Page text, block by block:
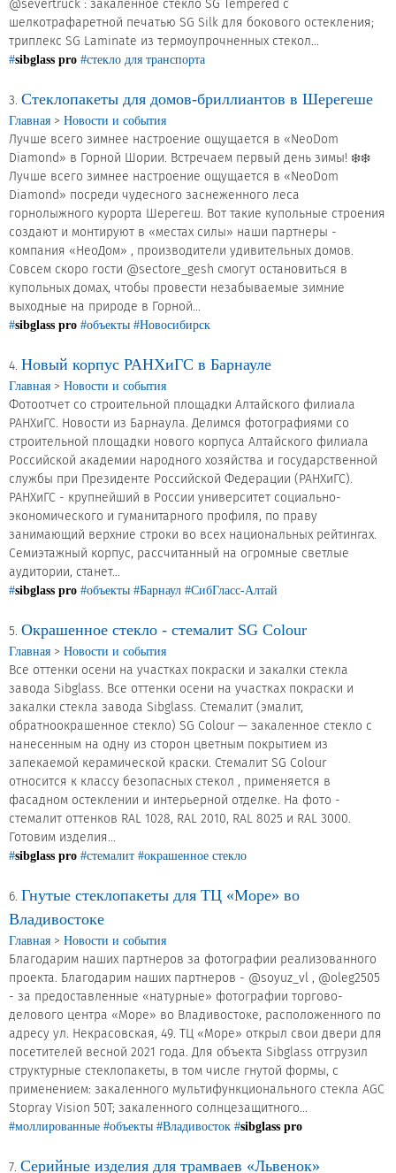
Сертификаты на продукцию Sibglass Pro
Сертификаты на продукцию Sibglass Trade
Проекты
Контакты
+7 (391) 278-77-77
Личный кабинет
Продажа Б/У оборудования
@severtruck : закаленное стекло SG Tempered с
шелкотрафаретной печатью SG Silk для бокового остекления;
триплекс SG Laminate из термоупрочненных стекол...
#sibglass pro #стекло для транспорта
3. Стеклопакеты для домов-бриллиантов в Шерегеше
Главная > Новости и события
Лучше всего зимнее настроение ощущается в «NeoDom
Diamond» в Горной Шории. Встречаем первый день зимы! ❄️❄️
Лучше всего зимнее настроение ощущается в «NeoDom
Diamond» посреди чудесного заснеженного леса
горнолыжного курорта Шерегеш. Вот такие купольные строения
создают и монтируют в «местах силы» наши партнеры -
компания «НеоДом» , производители удивительных домов.
Совсем скоро гости @sectore_gesh смогут остановиться в
купольных домах, чтобы провести незабываемые зимние
выходные на природе в Горной...
#sibglass pro #объекты #Новосибирск
4. Новый корпус РАНХиГС в Барнауле
Главная > Новости и события
Фотоотчет со строительной площадки Алтайского филиала
РАНХиГС. Новости из Барнаула. Делимся фотографиями со
строительной площадки нового корпуса Алтайского филиала
Российской академии народного хозяйства и государственной
службы при Президенте Российской Федерации (РАНХиГС).
РАНХиГС - крупнейший в России университет социально-
экономического и гуманитарного профиля, по праву
занимающий верхние строки во всех национальных рейтингах.
Семиэтажный корпус, рассчитанный на огромные светлые
аудитории, станет...
#sibglass pro #объекты #Барнаул #СибГласс-Алтай
5. Окрашенное стекло - стемалит SG Colour
Главная > Новости и события
Все оттенки осени на участках покраски и закалки стекла
завода Sibglass. Все оттенки осени на участках покраски и
закалки стекла завода Sibglass. Стемалит (эмалит,
обратноокрашенное стекло) SG Colour — закаленное стекло с
нанесенным на одну из сторон цветным покрытием из
запекаемой керамической краски. Стемалит SG Colour
относится к классу безопасных стекол , применяется в
фасадном остеклении и интерьерной отделке. На фото -
стемалит оттенков RAL 1028, RAL 2010, RAL 8025 и RAL 3000.
Готовим изделия...
#sibglass pro #стемалит #окрашенное стекло
6. Гнутые стеклопакеты для ТЦ «Море» во
Владивостоке
Главная > Новости и события
Благодарим наших партнеров за фотографии реализованного
проекта. Благодарим наших партнеров - @soyuz_vl , @oleg2505
- за предоставленные «натурные» фотографии торгово-
делового центра «Море» во Владивостоке, расположенного по
адресу ул. Некрасовская, 49. ТЦ «Море» открыл свои двери для
посетителей весной 2021 года. Для объекта Sibglass отгрузил
структурные стеклопакеты, в том числе гнутой формы, с
применением: закаленного мультифункционального стекла AGC
Stopray Vision 50T; закаленного солнцезащитного...
#моллированные #объекты #Владивосток #sibglass pro
7. Серийные изделия для трамваев «Львенок»